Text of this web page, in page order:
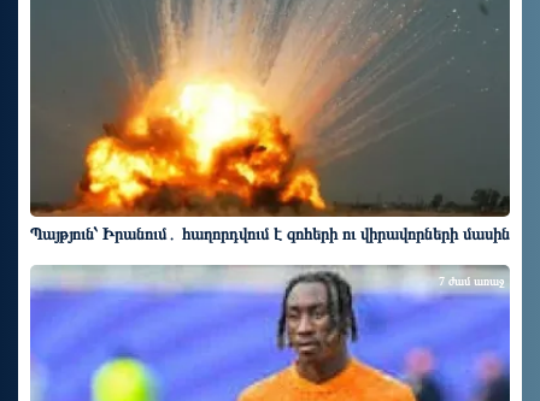
Պայթյուն՝ Իրանում․ հաղորդվում է զոհերի ու վիրավորների մասին
7 ժամ առաջ